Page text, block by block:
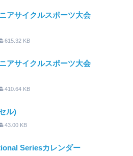
アサイクルスポーツ大会
615.32 KB
アサイクルスポーツ大会
410.64 KB
ル)
43.00 KB
Seriesカレンダー